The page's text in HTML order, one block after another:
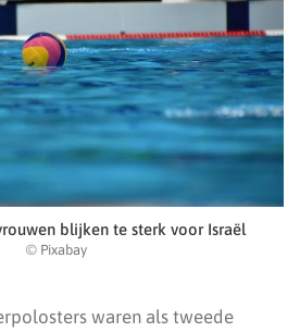
blijken te sterk voor Israël
© Pixabay
waren als tweede